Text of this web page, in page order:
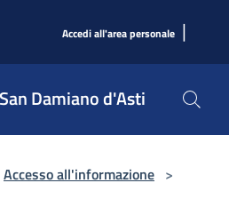
Accedi all'area personale |
Damiano d'Asti
Accesso all'informazione >